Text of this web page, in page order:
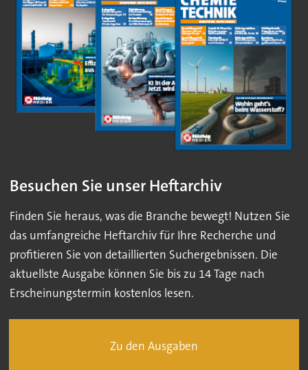
Besuchen Sie unser Heftarchiv
Finden Sie heraus, was die Branche bewegt! Nutzen Sie
das umfangreiche Heftarchiv für Ihre Recherche und
profitieren Sie von detaillierten Suchergebnissen. Die
aktuellste Ausgabe können Sie bis zu 14 Tage nach
Erscheinungstermin kostenlos lesen.
Zu den Ausgaben